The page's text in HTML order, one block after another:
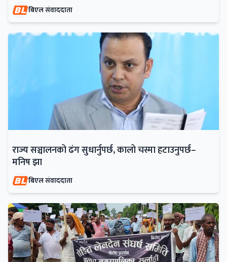
बिएल संवाददाता
राज्य सञ्चालनको ढंग सुधार्नुपर्छ, कालो चस्मा हटाउनुपर्छ–
मनिष झा
बिएल संवाददाता